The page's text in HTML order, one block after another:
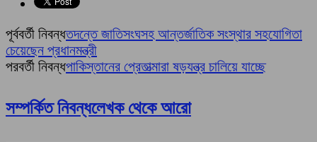
পূর্ববর্তী নিবন্ধতদন্তে জাতিসংঘসহ আন্তর্জাতিক সংস্থার সহযোগিতা
চেয়েছেন প্রধানমন্ত্রী
পরবর্তী নিবন্ধপাকিস্তানের প্রেতাত্মারা ষড়যন্ত্র চালিয়ে যাচ্ছে
সম্পর্কিত নিবন্ধলেখক থেকে আরো